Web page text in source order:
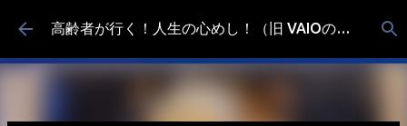
スキップしてメイン コンテンツに移動 高齢者が行く！人生の心めし！（旧 VAIOの食べ歩き）